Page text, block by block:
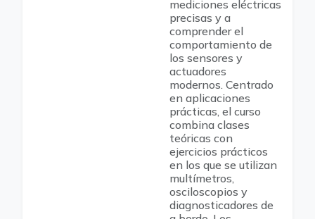
mediciones eléctricas
precisas y a
comprender el
comportamiento de
los sensores y
actuadores
modernos. Centrado
en aplicaciones
prácticas, el curso
combina clases
teóricas con
ejercicios prácticos
en los que se utilizan
multímetros,
osciloscopios y
diagnosticadores de